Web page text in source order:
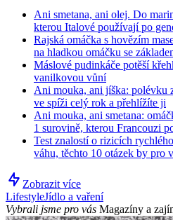
Ani smetana, ani olej. Do
kterou Italové používají po
Rajská omáčka s hovězím
na hladkou omáčku se
Máslové pudinkáče potěší
vanilkovou vůní
Ani mouka, ani jíška: polévku
ve spíži celý rok a přehlížíte ji
Ani mouka, ani smetana:
1 surovině, kterou Francouzi
Test znalostí o rizicích
váhu, těchto 10 otázek by pro
Zobrazit více
LifestyleJídlo a vaření
Vybrali jsme pro vás Magazíny a